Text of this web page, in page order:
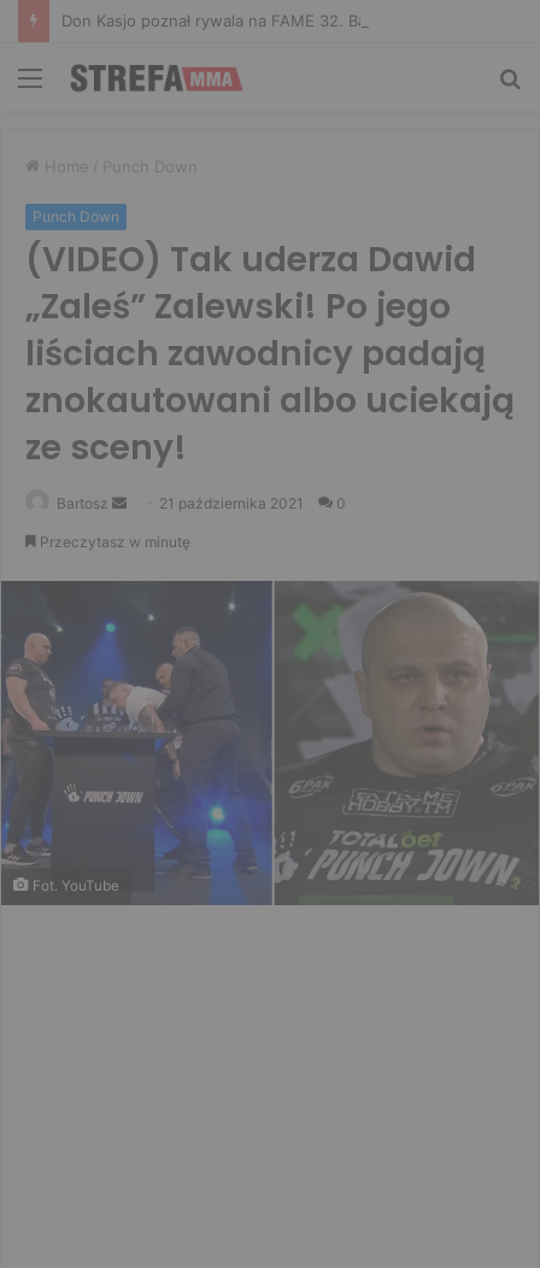
Menu
Home / Punch Down
Punch Down
(VIDEO) Tak uderza Dawid
„Zaleś” Zalewski! Po jego
liściach zawodnicy padają
znokautowani albo uciekają
ze sceny!
Bartosz
Send 21 października 2021 0
Przeczytasz w minutę
Fot. YouTube